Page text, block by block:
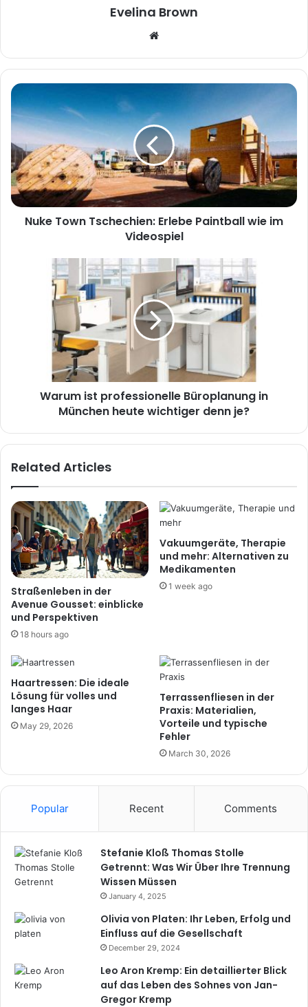
Evelina Brown
b
s
t
e
Nuke Town Tschechien: Erlebe Paintball wie im
Videospiel
Warum ist professionelle Büroplanung in
München heute wichtiger denn je?
Related Articles
Straßenleben in der
Avenue Gousset: einblicke
und Perspektiven
18 hours ago
Vakuumgeräte, Therapie
und mehr: Alternativen zu
Medikamenten
1 week ago
Haartressen: Die ideale
Lösung für volles und
langes Haar
May 29, 2026
Terrassenfliesen in der
Praxis: Materialien,
Vorteile und typische
Fehler
March 30, 2026
Popular Recent Comments
Stefanie Kloß Thomas Stolle
Getrennt: Was Wir Über Ihre Trennung
Wissen Müssen
January 4, 2025
Olivia von Platen: Ihr Leben, Erfolg und
Einfluss auf die Gesellschaft
December 29, 2024
Leo Aron Kremp: Ein detaillierter Blick
auf das Leben des Sohnes von Jan-
Gregor Kremp